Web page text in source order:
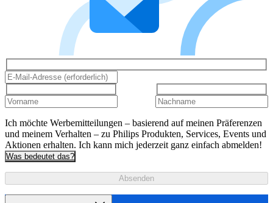
Ich möchte Werbemitteilungen – basierend auf meinen Präferenzen
und meinem Verhalten – zu Philips Produkten, Services, Events und
Aktionen erhalten. Ich kann mich jederzeit ganz einfach abmelden!
Was bedeutet das?
Absenden